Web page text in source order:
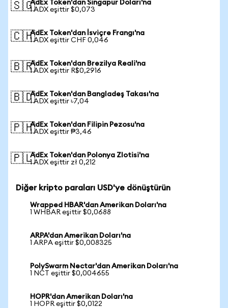
🇸🇬AdEx Token'dan Singapur Doları'na
1 ADX eşittir $0,073
🇨🇭AdEx Token'dan İsviçre Frangı'na
1 ADX eşittir CHF 0,046
🇧🇷AdEx Token'dan Brezilya Reali'na
1 ADX eşittir R$0,2916
🇧🇩AdEx Token'dan Bangladeş Takası'na
1 ADX eşittir ৳7,04
🇵🇭AdEx Token'dan Filipin Pezosu'na
1 ADX eşittir ₱3,46
🇵🇱AdEx Token'dan Polonya Zlotisi'na
1 ADX eşittir zł 0,212
Diğer kripto paraları USD'ye dönüştürün
Wrapped HBAR'dan Amerikan Doları'na
1 WHBAR eşittir $0,0688
ARPA'dan Amerikan Doları'na
1 ARPA eşittir $0,008325
PolySwarm Nectar'dan Amerikan Doları'na
1 NCT eşittir $0,004655
HOPR'dan Amerikan Doları'na
1 HOPR eşittir $0,0122